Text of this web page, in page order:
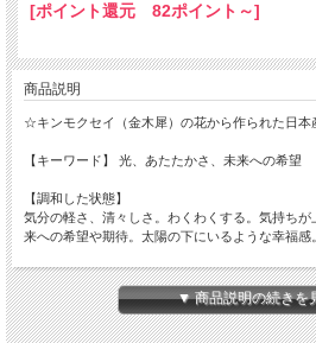
[ポイント還元 82ポイント～]
商品説明
☆キンモクセイ（金木犀）の花から作られた日本
【キーワード】 光、あたたかさ、未来への希望
【調和した状態】
気分の軽さ、清々しさ。わくわくする。気持ち
来への希望や期待。太陽の下にいるような幸福感。
【不調和な状態】
気分の重さ、落ち込み。嫌なことが起こりそう
▼ 商品説明の続きを